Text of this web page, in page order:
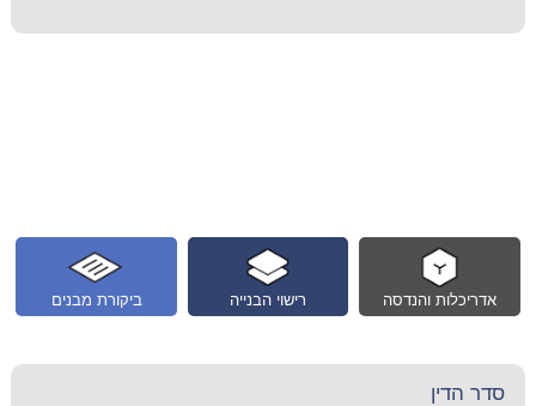
ביקורת מבנים רישוי הבנייה אדריכלות והנדסה
סדר הדין